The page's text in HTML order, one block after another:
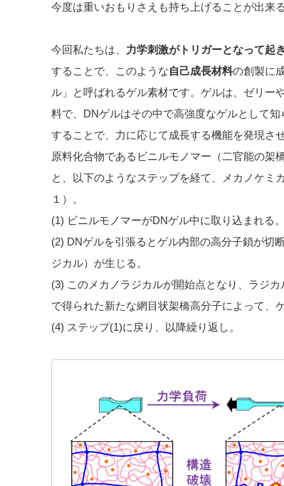
今度は重いおもりさえも持ち上げることが出
今回私たちは、 力学刺激がトリガーとなって起
することで、このような自己成長材料の創製に
ル」と呼ばれるゲル素材です。ゲルは、ゼリー
料で、DNゲルはその中で高強度なゲルとして
することで、力に応じて成長する機能を発現さ
原料化合物であるビニルモノマー（二官能の架
と、以下のようなステップを経て、メカノケミ
１）。
(1) ビニルモノマーがDNゲル中に取り込まれる。
(2) DNゲルを引張るとゲル内部の高分子鎖が切
ジカル）が生じる。
(3) このメカノラジカルが開始点となり、ラジ
で得られた新たな網目状架橋高分子によって、
(4) ステップ(1)に戻り、以降繰り返し。